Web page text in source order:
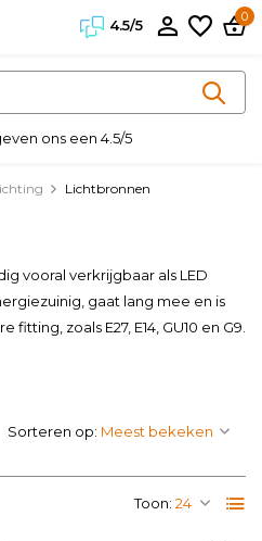
4.5/5
0
ons een 4.5/5
Lichtbronnen
vooral verkrijgbaar als LED
gaat lang mee en is
zoals E27, E14, GU10 en G9.
Toon:
Sorteren op: